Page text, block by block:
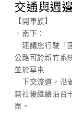
交通與週
【開車族】
．南下：
建議您行駛「
公路可於新竹系
並於草屯
下交流道，沿
霧社後繼續沿台
圍。